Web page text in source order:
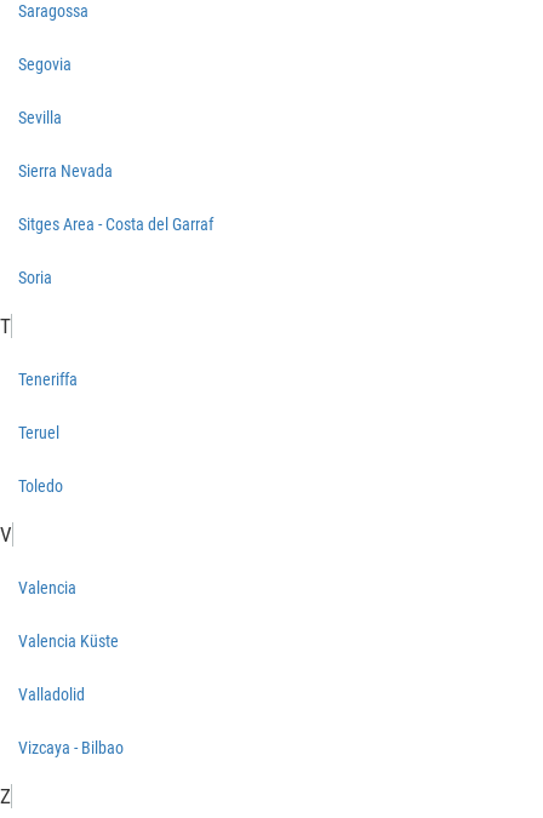
Saragossa
Segovia
Sevilla
Sierra Nevada
Sitges Area - Costa del Garraf
Soria
T
Teneriffa
Teruel
Toledo
V
Valencia
Valencia Küste
Valladolid
Vizcaya - Bilbao
Z